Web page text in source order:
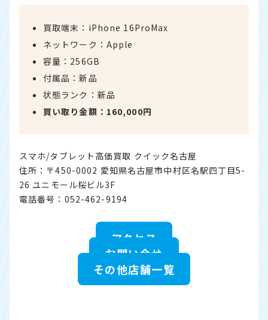
買取端末：iPhone 16ProMax
ネットワーク：Apple
容量：256GB
付属品：新品
状態ランク：新品
買い取り金額：160,000円
スマホ/タブレット高価買取 クイック名古屋
住所：〒450-0002 愛知県名古屋市中村区名駅四丁目5-
26 ユニモール桜ビル3F
電話番号：052-462-9194
アクセス
お問い合せ
その他店舗一覧